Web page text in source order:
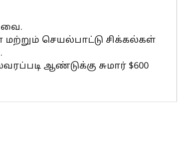
செயல்பாட்டு சிக்கல்கள்
ஆண்டுக்கு சுமார் $600